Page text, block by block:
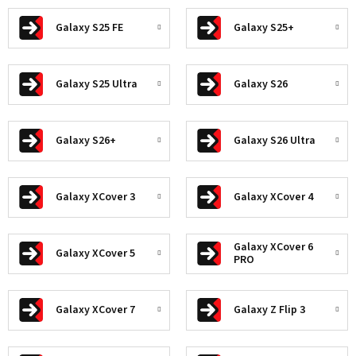
Galaxy S25 FE Galaxy S25+
Galaxy S25 Ultra Galaxy S26
Galaxy S26+ Galaxy S26 Ultra
Galaxy XCover 3 Galaxy XCover 4
Galaxy XCover 5
Galaxy XCover 6
PRO
Galaxy XCover 7 Galaxy Z Flip 3